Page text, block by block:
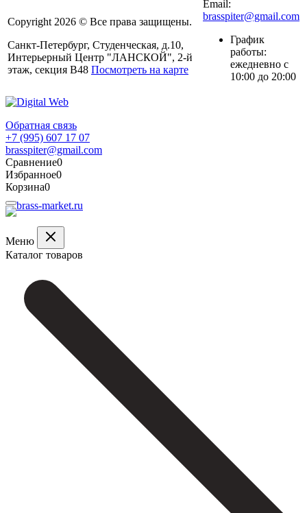
Copyright 2026 © Все права защищены.
Санкт-Петербург, Студенческая, д.10,
Интерьерный Центр "ЛАНСКОЙ", 2-й
этаж, секция В48 Посмотреть на карте
Email:
brasspiter@gmail.com
График
работы:
ежедневно с
10:00 до 20:00
Обратная связь
+7 (995) 607 17 07
brasspiter@gmail.com
Сравнение0
Избранное0
Корзина0
Меню
Каталог товаров